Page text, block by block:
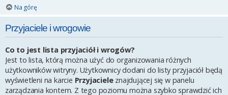
Na górę
Przyjaciele i wrogowie
Co to jest lista przyjaciół i wrogów?
Jest to lista, którą można użyć do organizowania różnych
użytkowników witryny. Użytkownicy dodani do listy przyjaciół będą
wyświetleni na karcie Przyjacieleznajdującej się w panelu
zarządzania kontem. Z tego poziomu można szybko sprawdzić ich